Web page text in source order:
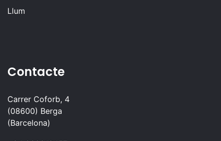
Llum
Contacte
Carrer Coforb, 4
(08600) Berga
(Barcelona)